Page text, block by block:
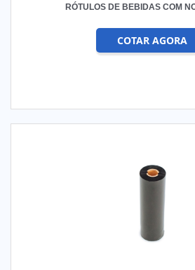
RÓTULOS DE BEBIDAS COM
COTAR AGORA